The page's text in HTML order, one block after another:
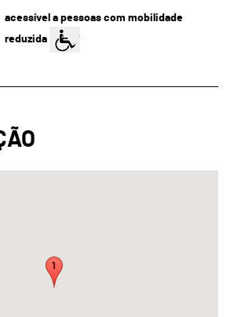
acessível a pessoas com mobilidade
reduzida